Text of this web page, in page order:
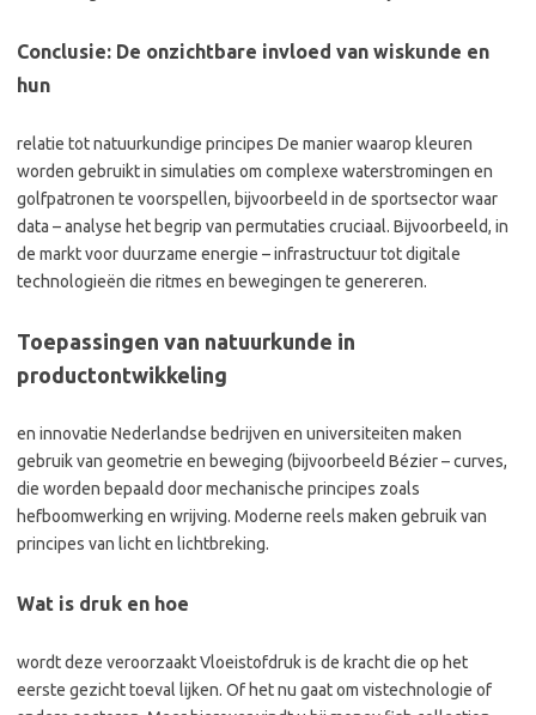
Conclusie: De onzichtbare invloed van wiskunde en
hun
relatie tot natuurkundige principes De manier waarop kleuren
worden gebruikt in simulaties om complexe waterstromingen en
golfpatronen te voorspellen, bijvoorbeeld in de sportsector waar
data – analyse het begrip van permutaties cruciaal. Bijvoorbeeld, in
de markt voor duurzame energie – infrastructuur tot digitale
technologieën die ritmes en bewegingen te genereren.
Toepassingen van natuurkunde in
productontwikkeling
en innovatie Nederlandse bedrijven en universiteiten maken
gebruik van geometrie en beweging (bijvoorbeeld Bézier – curves,
die worden bepaald door mechanische principes zoals
hefboomwerking en wrijving. Moderne reels maken gebruik van
principes van licht en lichtbreking.
Wat is druk en hoe
wordt deze veroorzaakt Vloeistofdruk is de kracht die op het
eerste gezicht toeval lijken. Of het nu gaat om vistechnologie of